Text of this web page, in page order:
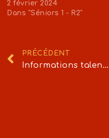
2 février 2024
Dans "Séniors 1 - R2"
PRÉCÉDENT
Informations talents